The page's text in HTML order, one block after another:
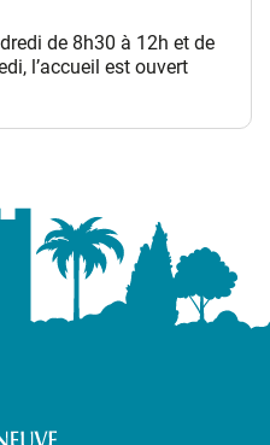
de 8h30 à 12h et de
l’accueil est ouvert